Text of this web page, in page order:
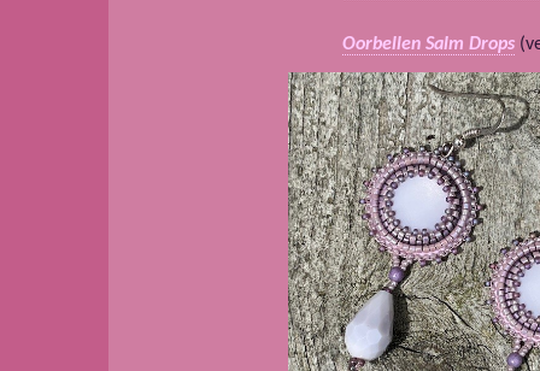
Oorbellen Salm Drops